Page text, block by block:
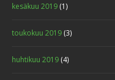
kesäkuu 2019 (1)
toukokuu 2019 (3)
huhtikuu 2019 (4)